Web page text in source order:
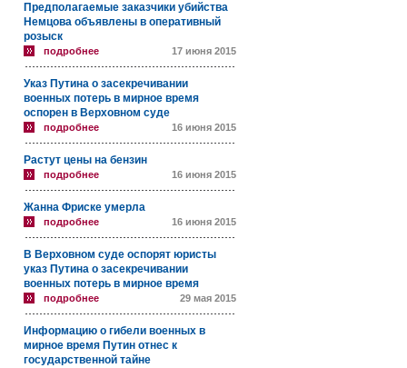
Предполагаемые заказчики убийства
Немцова объявлены в оперативный
розыск
подробнее 17 июня 2015
Указ Путина о засекречивании
военных потерь в мирное время
оспорен в Верховном суде
подробнее 16 июня 2015
Растут цены на бензин
подробнее 16 июня 2015
Жанна Фриске умерла
подробнее 16 июня 2015
В Верховном суде оспорят юристы
указ Путина о засекречивании
военных потерь в мирное время
подробнее 29 мая 2015
Информацию о гибели военных в
мирное время Путин отнес к
государственной тайне